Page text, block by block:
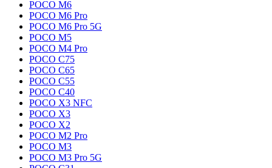
POCO M6
POCO M6 Pro
POCO M6 Pro 5G
POCO M5
POCO M4 Pro
POCO C75
POCO C65
POCO C55
POCO C40
POCO X3 NFC
POCO X3
POCO X2
POCO M2 Pro
POCO M3
POCO M3 Pro 5G